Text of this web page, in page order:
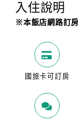
入住說明
※本飯店網路訂
國旅卡可訂房